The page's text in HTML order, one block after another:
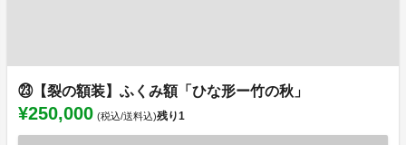
㉓【裂の額装】ふくみ額「ひな形ー竹の秋」
¥250,000 (税込/送料込)残り1